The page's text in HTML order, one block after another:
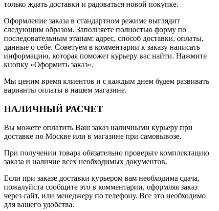
только ждать доставки и радоваться новой покупке.
Оформление заказа в стандартном режиме выглядит
следующим образом. Заполняете полностью форму по
последовательным этапам: адрес, способ доставки, оплаты,
данные о себе. Советуем в комментарии к заказу написать
информацию, которая поможет курьеру вас найти. Нажмите
кнопку «Оформить заказ».
Мы ценим время клиентов и с каждым днем будем развивать
варианты оплаты в нашем магазине.
НАЛИЧНЫЙ РАСЧЕТ
Вы можете оплатить Ваш заказ наличными курьеру при
доставке по Москве или в магазине при самовывозе.
При получении товара обязательно проверьте комплектацию
заказа и наличие всех необходимых документов.
Если при заказе доставки курьером вам необходима сдача,
пожалуйста сообщите это в комментарии, оформляя заказ
через сайт, или менеджеру по телефону. Все это необходимо
для вашего удобства.